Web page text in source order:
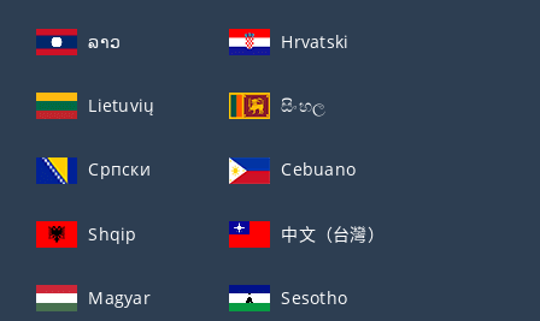
ລາວ Hrvatski
Lietuvių සිංහල
Српски Cebuano
Shqip 中文（台灣）
Magyar Sesotho